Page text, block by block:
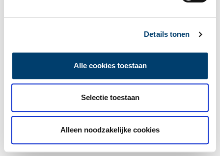
Details tonen
Alle cookies toestaan
Selectie toestaan
Alleen noodzakelijke cookies